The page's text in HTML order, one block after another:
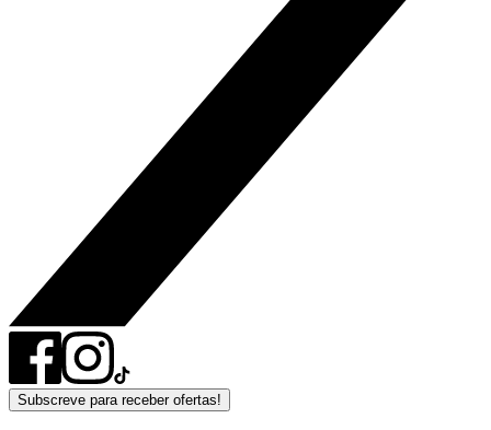
Subscreve para receber ofertas!